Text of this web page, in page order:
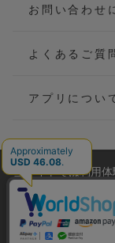
お問い合わせ
よくあるご質
アプリについ
会社概要
ご利用規約
当サイトでは利用体
ラフィックの分析
サイトの閲覧を継
のといたします。
詳細については
プ